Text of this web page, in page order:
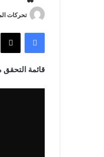
تحركات
فيسبوك ‫X
قائمة التحقق